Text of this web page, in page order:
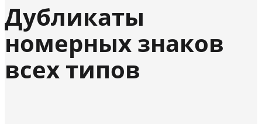
Дубликаты
номерных знаков
всех типов